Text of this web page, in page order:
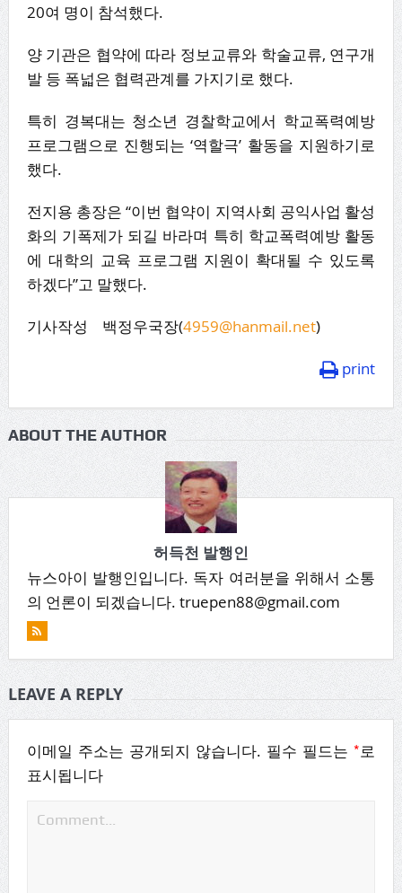
20여 명이 참석했다.
양 기관은 협약에 따라 정보교류와 학술교류, 연구개
발 등 폭넓은 협력관계를 가지기로 했다.
특히 경복대는 청소년 경찰학교에서 학교폭력예방
프로그램으로 진행되는 ‘역할극’ 활동을 지원하기로
했다.
전지용 총장은 “이번 협약이 지역사회 공익사업 활성
화의 기폭제가 되길 바라며 특히 학교폭력예방 활동
에 대학의 교육 프로그램 지원이 확대될 수 있도록
하겠다”고 말했다.
기사작성 백정우국장(4959@hanmail.net)
print
ABOUT THE AUTHOR
허득천 발행인
뉴스아이 발행인입니다. 독자 여러분을 위해서 소통
의 언론이 되겠습니다. truepen88@gmail.com
LEAVE A REPLY
이메일 주소는 공개되지 않습니다. 필수 필드는*로
표시됩니다